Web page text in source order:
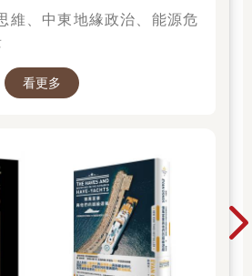
維、中東地緣政治、能源危
看更多